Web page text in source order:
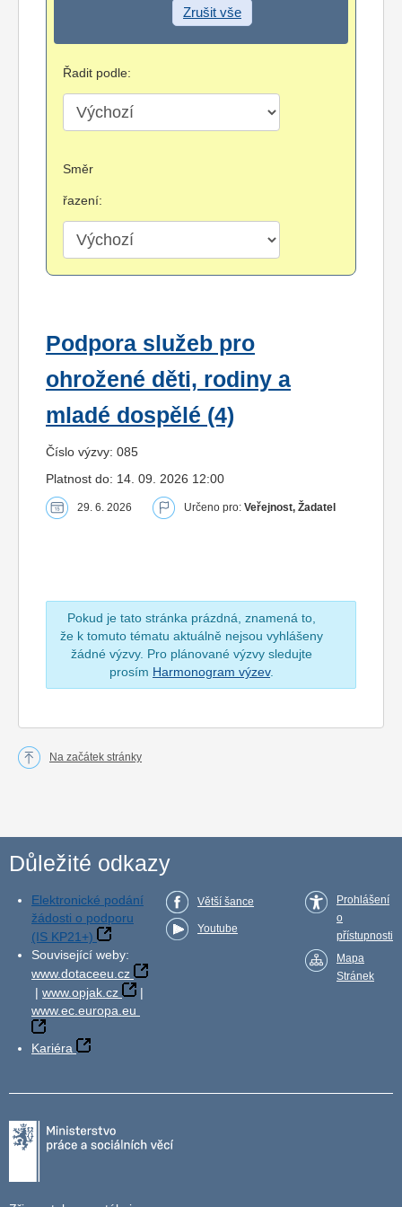
Zrušit vše
Řadit podle:
Směr
řazení:
Podpora služeb pro
ohrožené děti, rodiny a
mladé dospělé (4)
Číslo výzvy: 085
Platnost do: 14. 09. 2026 12:00
29. 6. 2026 Určeno pro: Veřejnost, Žadatel
Pokud je tato stránka prázdná, znamená to,
že k tomuto tématu aktuálně nejsou vyhlášeny
žádné výzvy. Pro plánované výzvy sledujte
prosím Harmonogram výzev.
Na začátek stránky
Důležité odkazy
Elektronické podání
žádosti o podporu
(IS KP21+)
Související weby:
www.dotaceeu.cz
| www.opjak.cz
|
www.ec.europa.eu
Kariéra
Větší šance
Youtube
Prohlášení
o
přístupnosti
Mapa
Stránek